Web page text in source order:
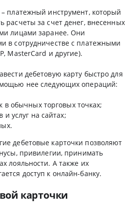
платежный инструмент, который
расчеты за счет денег, внесенных
лицами заранее. Они
в сотрудничестве с платежными
MasterCard и другие).
дебетовую карту быстро для
нее следующих операций:
в обычных торговых точках;
и услуг на сайтах;
дебетовые карточки позволяют
привилегии, принимать
лояльности. А также их
доступ к онлайн-банку.
карточки